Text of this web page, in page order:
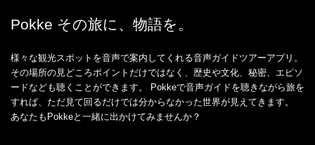
Pokke その旅に、物語を。
様々な観光スポットを音声で案内してくれる音声ガイドツアーアプリ。
その場所の見どころポイントだけではなく、歴史や文化、秘密、エピソ
ードなども聴くことができます。 Pokkeで音声ガイドを聴きながら旅を
すれば、ただ見て回るだけでは分からなかった世界が見えてきます。
あなたもPokkeと一緒に出かけてみませんか？